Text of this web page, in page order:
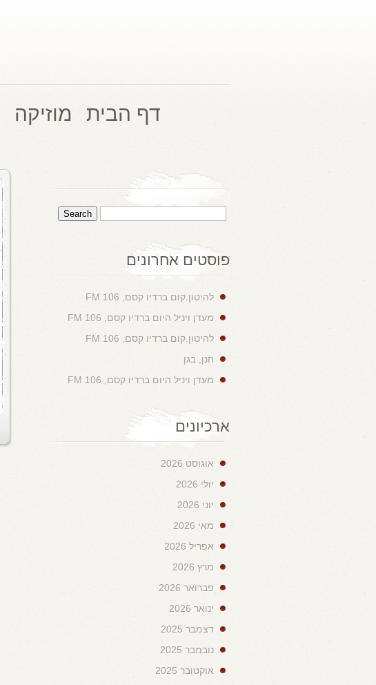
דף הבית מוזיקה
פוסטים אחרונים
להיטון.קום ברדיו קסם, 106 FM
מעדן ויניל היום ברדיו קסם, 106 FM
להיטון.קום ברדיו קסם, 106 FM
חנן, בגן
מעדן ויניל היום ברדיו קסם, 106 FM
ארכיונים
אוגוסט 2026
יולי 2026
יוני 2026
מאי 2026
אפריל 2026
מרץ 2026
פברואר 2026
ינואר 2026
דצמבר 2025
נובמבר 2025
אוקטובר 2025